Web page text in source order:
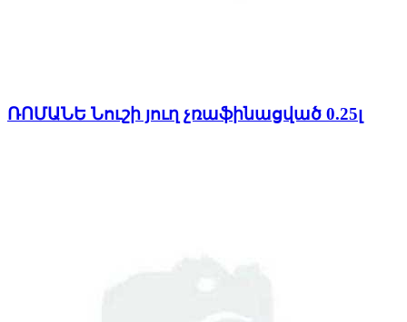
ՌՈՄԱՆԵ Նուշի յուղ չռաֆինացված 0.25լ